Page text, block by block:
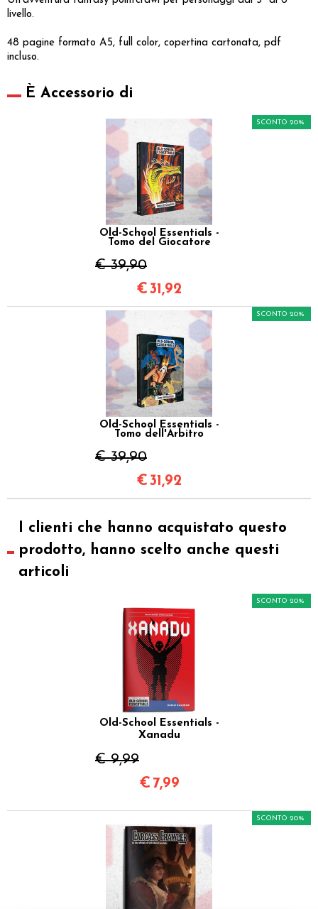
livello.
48 pagine formato A5, full color, copertina cartonata, pdf
incluso.
È Accessorio di
Old-School Essentials -
Tomo del Giocatore
€ 39,90
SCONTO 20%
€31,92
Old-School Essentials -
Tomo dell'Arbitro
€ 39,90
SCONTO 20%
€31,92
I clienti che hanno acquistato questo
prodotto, hanno scelto anche questi
articoli
Old-School Essentials -
Xanadu
€ 9,99
SCONTO 20%
€ 7,99
SCONTO 20%